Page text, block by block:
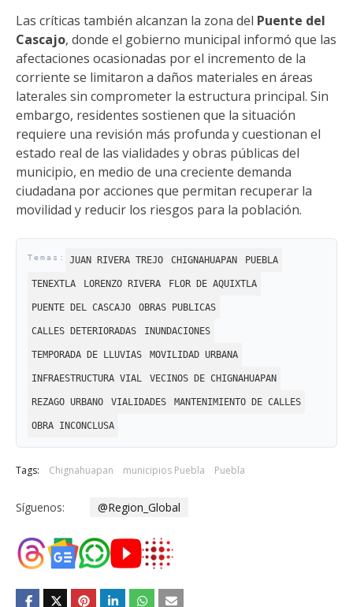
Las críticas también alcanzan la zona del Puente del
Cascajo, donde el gobierno municipal informó que las
afectaciones ocasionadas por el incremento de la
corriente se limitaron a daños materiales en áreas
laterales sin comprometer la estructura principal. Sin
embargo, residentes sostienen que la situación
requiere una revisión más profunda y cuestionan el
estado real de las vialidades y obras públicas del
municipio, en medio de una creciente demanda
ciudadana por acciones que permitan recuperar la
movilidad y reducir los riesgos para la población.
JUAN RIVERA TREJO CHIGNAHUAPAN PUEBLA
TENEXTLA LORENZO RIVERA FLOR DE AQUIXTLA
PUENTE DEL CASCAJO OBRAS PUBLICAS
CALLES DETERIORADAS INUNDACIONES
TEMPORADA DE LLUVIAS MOVILIDAD URBANA
INFRAESTRUCTURA VIAL VECINOS DE CHIGNAHUAPAN
REZAGO URBANO VIALIDADES MANTENIMIENTO DE CALLES
OBRA INCONCLUSA
Tags: Chignahuapan municipios Puebla Puebla
Síguenos: @Region_Global